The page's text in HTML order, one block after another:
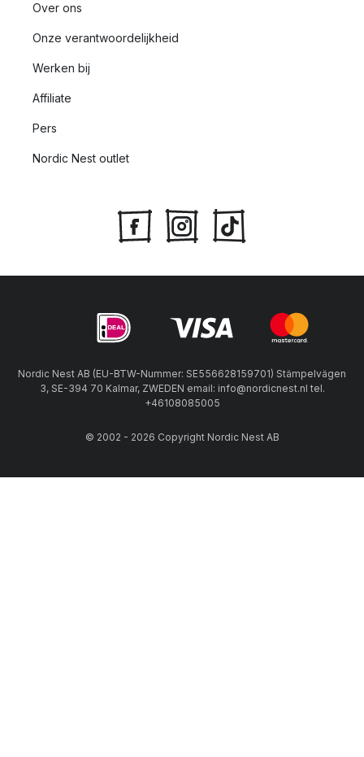
Over ons
Onze verantwoordelijkheid
Werken bij
Affiliate
Pers
Nordic Nest outlet
Nordic Nest AB (EU-BTW-Nummer: SE556628159701) Stämpelvägen
3, SE-394 70 Kalmar, ZWEDEN email: info@nordicnest.nl tel.
+46108085005
© 2002 - 2026 Copyright Nordic Nest AB